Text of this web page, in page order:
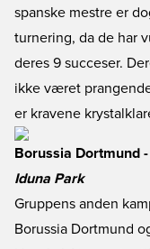
spanske mestre er
turnering, da de har
deres 9 succeser.
ikke været
er kravene
Borussia Dortmund
Iduna Park
Gruppens anden
Borussia Dortmund